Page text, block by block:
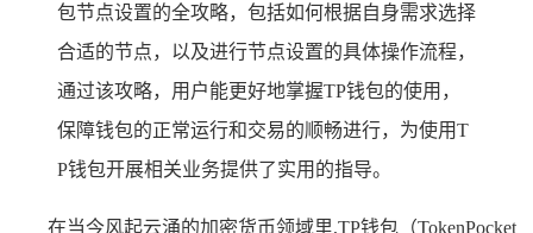
包节点设置的全攻略，包括如何根据自身需求选择
合适的节点，以及进行节点设置的具体操作流程，
通过该攻略，用户能更好地掌握TP钱包的使用，
保障钱包的正常运行和交易的顺畅进行，为使用T
P钱包开展相关业务提供了实用的指导。
在当今风起云涌的加密货币领域里,TP钱包（TokenPocket